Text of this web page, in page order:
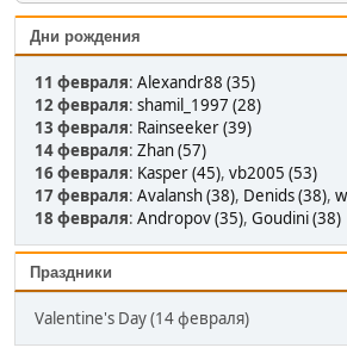
Дни рождения
11 февраля: Alexandr88 (35)
12 февраля: shamil_1997 (28)
13 февраля: Rainseeker (39)
14 февраля: Zhan (57)
16 февраля: Kasper (45), vb2005 (53)
17 февраля: Avalansh (38), Denids (38),
18 февраля: Andropov (35), Goudini (38)
Праздники
Valentine's Day (14 февраля)